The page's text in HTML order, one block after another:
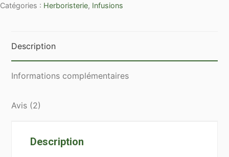
citronnée
Catégories : Herboristerie, Infusions
Description
Informations complémentaires
Avis (2)
Description